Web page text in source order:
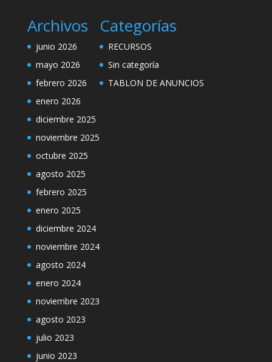
Archivos
junio 2026
mayo 2026
febrero 2026
enero 2026
diciembre 2025
noviembre 2025
octubre 2025
agosto 2025
febrero 2025
enero 2025
diciembre 2024
noviembre 2024
agosto 2024
enero 2024
noviembre 2023
agosto 2023
julio 2023
junio 2023
Categorías
RECURSOS
Sin categoría
TABLON DE ANUNCIOS